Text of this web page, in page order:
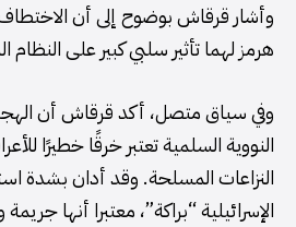
وأشار قرقاش بوضوح إلى أن
هرمز لهما تأثير سلبي كبير على النظام
وفي سياق متصل، أكد قرقاش أن
النووية السلمية تعتبر خرقًا خطيرًا
النزاعات المسلحة. وقد أدان بشدة
الإسرائيلية “براكة”، معتبرا أنها